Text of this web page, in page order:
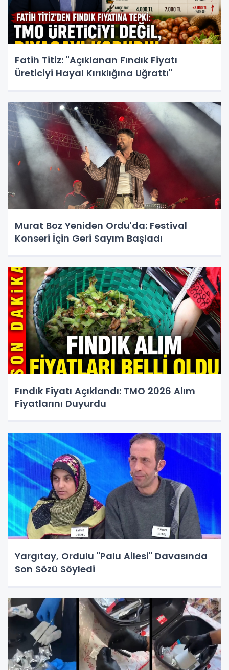
Fatih Titiz: "Açıklanan Fındık Fiyatı
Üreticiyi Hayal Kırıklığına Uğrattı"
Murat Boz Yeniden Ordu'da: Festival
Konseri İçin Geri Sayım Başladı
Fındık Fiyatı Açıklandı: TMO 2026 Alım
Fiyatlarını Duyurdu
Yargıtay, Ordulu "Palu Ailesi" Davasında
Son Sözü Söyledi